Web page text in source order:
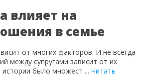
влияет на
в семье
от многих факторов. И не всегда
между супругами зависит от их
истории было множест ... Читать